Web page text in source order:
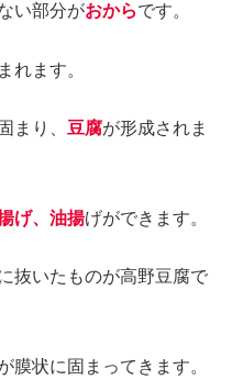
い部分がおからです。
れます。
まり、 豆腐が形成されま
げ、油揚げができます。
抜いたものが高野豆腐で
膜状に固まってきます。